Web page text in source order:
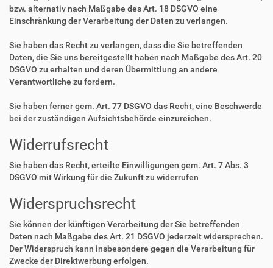
bzw. alternativ nach Maßgabe des Art. 18 DSGVO eine
Einschränkung der Verarbeitung der Daten zu verlangen.
Sie haben das Recht zu verlangen, dass die Sie betreffenden
Daten, die Sie uns bereitgestellt haben nach Maßgabe des Art. 20
DSGVO zu erhalten und deren Übermittlung an andere
Verantwortliche zu fordern.
Sie haben ferner gem. Art. 77 DSGVO das Recht, eine Beschwerde
bei der zuständigen Aufsichtsbehörde einzureichen.
Widerrufsrecht
Sie haben das Recht, erteilte Einwilligungen gem. Art. 7 Abs. 3
DSGVO mit Wirkung für die Zukunft zu widerrufen
Widerspruchsrecht
Sie können der künftigen Verarbeitung der Sie betreffenden
Daten nach Maßgabe des Art. 21 DSGVO jederzeit widersprechen.
Der Widerspruch kann insbesondere gegen die Verarbeitung für
Zwecke der Direktwerbung erfolgen.